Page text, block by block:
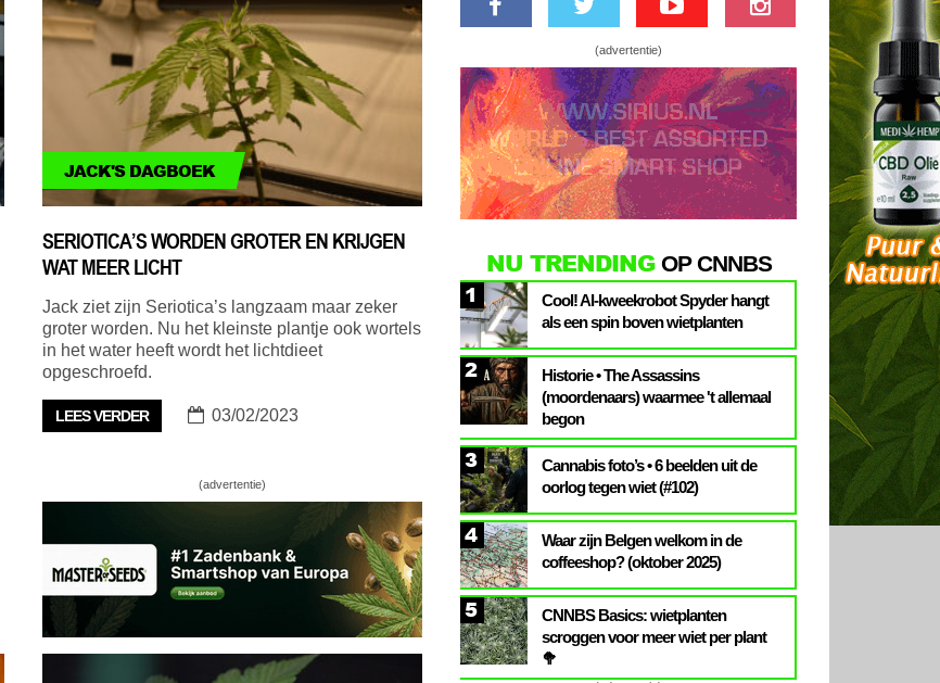
JACK'S DAGBOEK
SERIOTICA’S WORDEN GROTER EN KRIJGEN
WAT MEER LICHT
Jack ziet zijn Seriotica’s langzaam maar zeker
groter worden. Nu het kleinste plantje ook wortels
in het water heeft wordt het lichtdieet
opgeschroefd.
LEES VERDER 03/02/2023
(advertentie)
(advertentie)
NU TRENDINGOP CNNBS
1
Cool! AI-kweekrobot Spyder hangt
als een spin boven wietplanten
2
Historie • The Assassins
(moordenaars) waarmee 't allemaal
begon
3
Cannabis foto’s • 6 beelden uit de
oorlog tegen wiet (#102)
4
Waar zijn Belgen welkom in de
coffeeshop? (oktober 2025)
5
CNNBS Basics: wietplanten
scroggen voor meer wiet per plant
🥦